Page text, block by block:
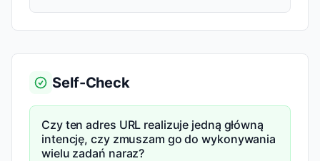
Self-Check
Czy ten adres URL realizuje jedną główną
intencję, czy zmuszam go do wykonywania
wielu zadań naraz?